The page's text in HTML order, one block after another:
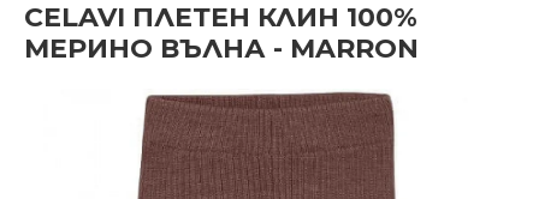
CELAVI ПЛЕТЕН КЛИН 100%
МЕРИНО ВЪЛНА - MARRON